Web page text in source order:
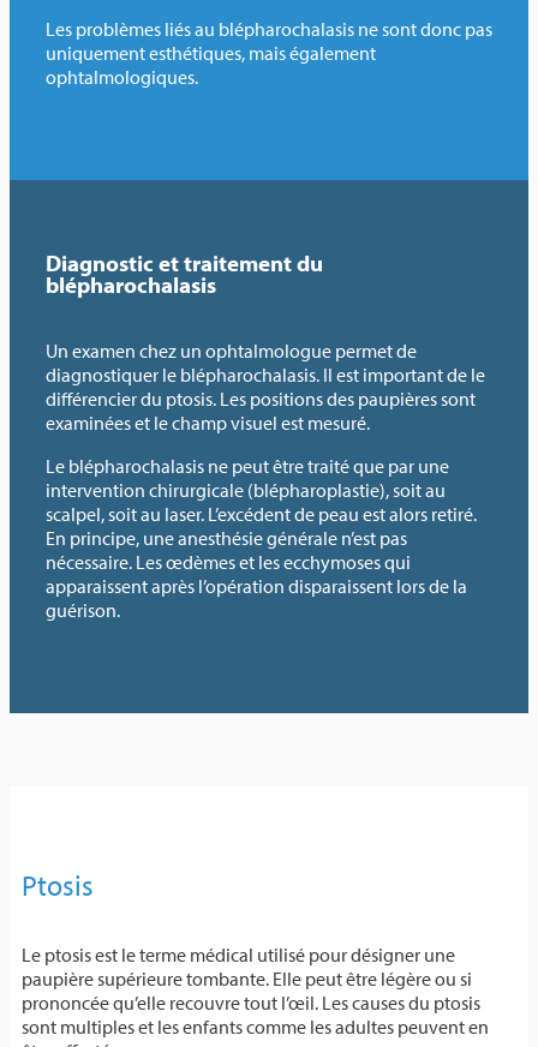
Les problèmes liés au blépharochalasis ne sont donc pas
uniquement esthétiques, mais également
ophtalmologiques.
Diagnostic et traitement du
blépharochalasis
Un examen chez un ophtalmologue permet de
diagnostiquer le blépharochalasis. Il est important de le
différencier du ptosis. Les positions des paupières sont
examinées et le champ visuel est mesuré.
Le blépharochalasis ne peut être traité que par une
intervention chirurgicale (blépharoplastie), soit au
scalpel, soit au laser. L’excédent de peau est alors retiré.
En principe, une anesthésie générale n’est pas
nécessaire. Les œdèmes et les ecchymoses qui
apparaissent après l’opération disparaissent lors de la
guérison.
Ptosis
Le ptosis est le terme médical utilisé pour désigner une
paupière supérieure tombante. Elle peut être légère ou si
prononcée qu’elle recouvre tout l’œil. Les causes du ptosis
sont multiples et les enfants comme les adultes peuvent en